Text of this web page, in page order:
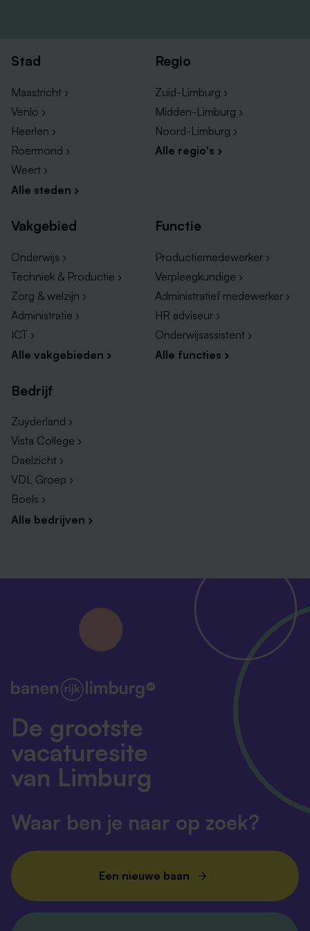
Stad
Maastricht ›
Venlo ›
Heerlen ›
Roermond ›
Weert ›
Alle steden ›
Regio
Zuid-Limburg ›
Midden-Limburg ›
Noord-Limburg ›
Alle regio's ›
Vakgebied
Onderwijs ›
Techniek & Productie ›
Zorg & welzijn ›
Administratie ›
ICT ›
Alle vakgebieden ›
Functie
Productiemedewerker ›
Verpleegkundige ›
Administratief medewerker ›
HR adviseur ›
Onderwijsassistent ›
Alle functies ›
Bedrijf
Zuyderland ›
Vista College ›
Daelzicht ›
VDL Groep ›
Boels ›
Alle bedrijven ›
De grootste
vacaturesite
van Limburg
Waar ben je naar op zoek?
Een nieuwe baan